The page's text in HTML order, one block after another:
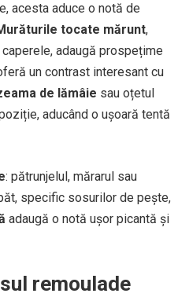
acesta aduce o notă de
tocate mărunt,
adaugă prospețime
un contrast interesant cu
de lămâie sau oțetul
aducând o ușoară tentă
: pătrunjelul, mărarul sau
specific sosurilor de pește,
adaugă o notă ușor picantă și
remoulade